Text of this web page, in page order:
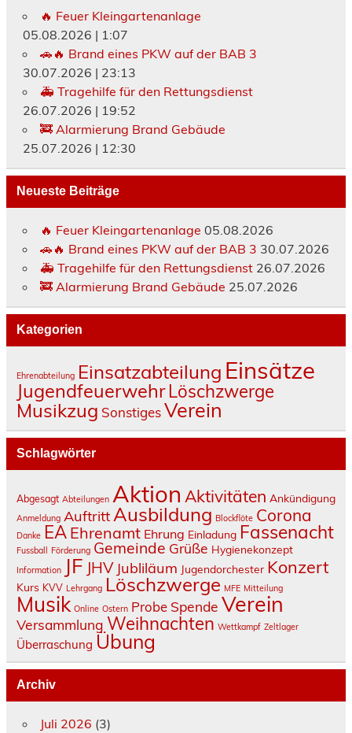
🔥 Feuer Kleingartenanlage
05.08.2026 | 1:07
🚗🔥 Brand eines PKW auf der BAB 3
30.07.2026 | 23:13
🚑 Tragehilfe für den Rettungsdienst
26.07.2026 | 19:52
🚒 Alarmierung Brand Gebäude
25.07.2026 | 12:30
Neueste Beiträge
🔥 Feuer Kleingartenanlage 05.08.2026
🚗🔥 Brand eines PKW auf der BAB 3 30.07.2026
🚑 Tragehilfe für den Rettungsdienst 26.07.2026
🚒 Alarmierung Brand Gebäude 25.07.2026
Kategorien
Ehrenabteilung Einsatzabteilung Einsätze
Jugendfeuerwehr Löschzwerge
Musikzug Sonstiges Verein
Schlagwörter
Abgesagt Abteilungen Aktion Aktivitäten Ankündigung
Anmeldung Auftritt Ausbildung Blockflöte Corona
Danke EA Ehrenamt Ehrung Einladung Fassenacht
Fussball Förderung Gemeinde Grüße Hygienekonzept
Information JF JHV Jubliläum Jugendorchester Konzert
Kurs KVV Lehrgang Löschzwerge MFE Mitteilung
Musik Online Ostern Probe Spende Verein
Versammlung Weihnachten Wettkampf Zeltlager
Überraschung Übung
Archiv
Juli 2026 (3)